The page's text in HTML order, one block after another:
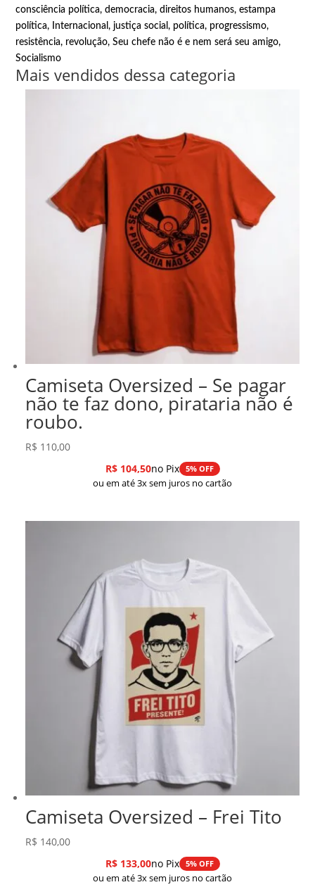
consciência política,democracia,direitos humanos,estampa
política, Internacional, justiça social, política, progressismo,
resistência, revolução,Seu chefe não é e nem será seu amigo,
Socialismo
Mais vendidos dessa categoria
Camiseta Oversized – Se pagar
não te faz dono, pirataria não é
roubo.
R$ 110,00
R$104,50no Pix 5% OFF
ou em até 3x sem juros no cartão
Camiseta Oversized – Frei Tito
R$ 140,00
R$133,00no Pix 5% OFF
ou em até 3x sem juros no cartão